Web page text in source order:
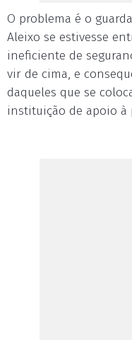
O problema é o
Aleixo se estivesse
ineficiente de
vir de cima, e
daqueles que se
instituição de apoio à